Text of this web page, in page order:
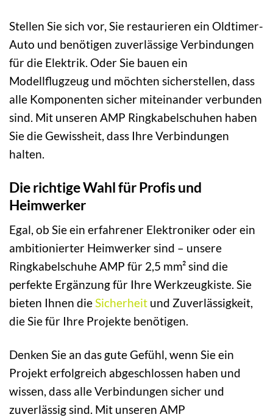
Stellen Sie sich vor, Sie restaurieren ein Oldtimer-
Auto und benötigen zuverlässige Verbindungen
für die Elektrik. Oder Sie bauen ein
Modellflugzeug und möchten sicherstellen, dass
alle Komponenten sicher miteinander verbunden
sind. Mit unseren AMP Ringkabelschuhen haben
Sie die Gewissheit, dass Ihre Verbindungen
halten.
Die richtige Wahl für Profis und
Heimwerker
Egal, ob Sie ein erfahrener Elektroniker oder ein
ambitionierter Heimwerker sind – unsere
Ringkabelschuhe AMP für 2,5 mm² sind die
perfekte Ergänzung für Ihre Werkzeugkiste. Sie
bieten Ihnen dieSicherheit und Zuverlässigkeit,
die Sie für Ihre Projekte benötigen.
Denken Sie an das gute Gefühl, wenn Sie ein
Projekt erfolgreich abgeschlossen haben und
wissen, dass alle Verbindungen sicher und
zuverlässig sind. Mit unseren AMP